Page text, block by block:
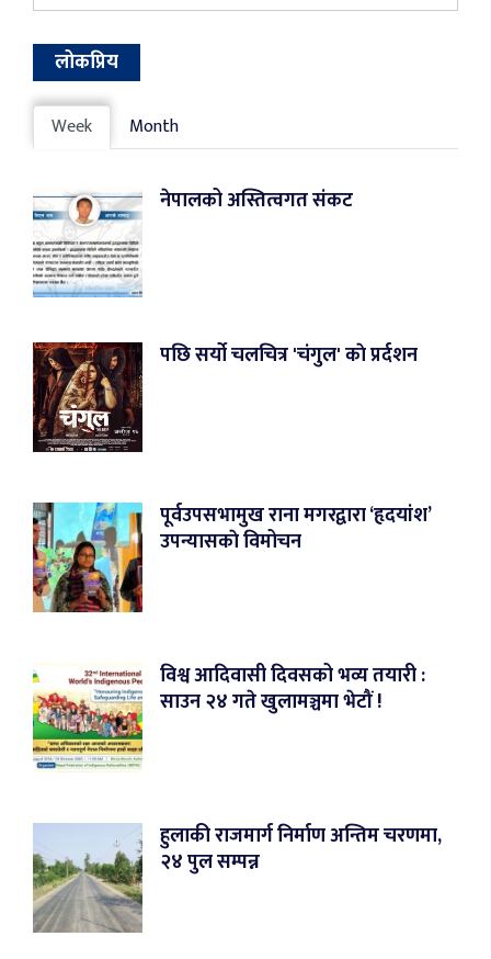
लोकप्रिय
Week Month
नेपालको अस्तित्वगत संकट
पछि सर्यो चलचित्र 'चंगुल' काे प्रर्दशन
पूर्वउपसभामुख राना मगरद्वारा ‘हृदयांश’
उपन्यासकाे विमोचन
विश्व आदिवासी दिवसको भव्य तयारी :
साउन २४ गते खुलामञ्चमा भेटौं !
हुलाकी राजमार्ग निर्माण अन्तिम चरणमा,
२४ पुल सम्पन्न